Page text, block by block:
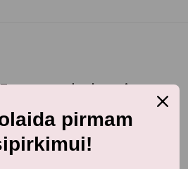
produktai
pirmam